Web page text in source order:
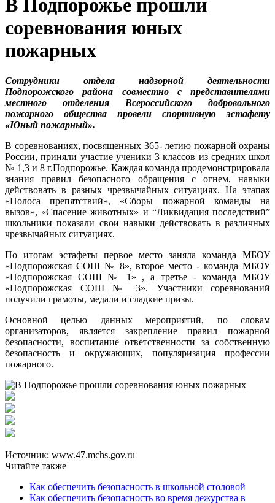
В Подпорожье прошли
соревнования юных
пожарных
Сотрудники отдела надзорной деятельности
Подпорожского района совместно с представителями
местного отделения Всероссийского добровольного
пожарного общества провели спортивную эстафету
«Юный пожарный».
В соревнованиях, посвященных 365- летию пожарной охраны
России, приняли участие ученики 3 классов из средних школ
№ 1,3 и 8 г.Подпорожье. Каждая команда продемонстрировала
знания правил безопасного обращения с огнем, навыки
действовать в разных чрезвычайных ситуациях. На этапах
«Полоса препятствий», «Сборы пожарной команды на
вызов», «Спасение животных» и “Ликвидация последствий”
школьники показали свои навыки действовать в различных
чрезвычайных ситуациях.
По итогам эстафеты первое место заняла команда МБОУ
«Подпорожская СОШ № 8», второе место - команда МБОУ
«Подпорожская СОШ № 1» , а третье - команда МБОУ
«Подпорожская СОШ № 3». Участники соревнований
получили грамоты, медали и сладкие призы.
Основной целью данных мероприятий, по словам
организаторов, является закрепление правил пожарной
безопасности, воспитание ответственности за собственную
безопасность и окружающих, популяризация профессии
пожарного.
Источник: www.47.mchs.gov.ru
Читайте также
Как обеспечить безопасность в школьной столовой
Как обеспечить безопасность во время дежурства в